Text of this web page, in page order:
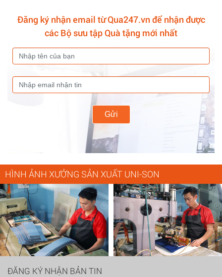
Đăng ký nhận email từ Qua247.vn để nhận được
các Bộ sưu tập Quà tặng mới nhất
Gửi
HÌNH ẢNH XƯỞNG SẢN XUẤT UNI-SON
ĐĂNG KÝ NHẬN BẢN TIN